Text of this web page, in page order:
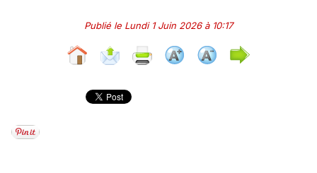
Publié le Lundi 1 Juin 2026 à 10:17